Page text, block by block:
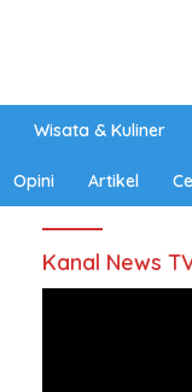
Wisata & Kuliner
Opini Artikel
Kanal News